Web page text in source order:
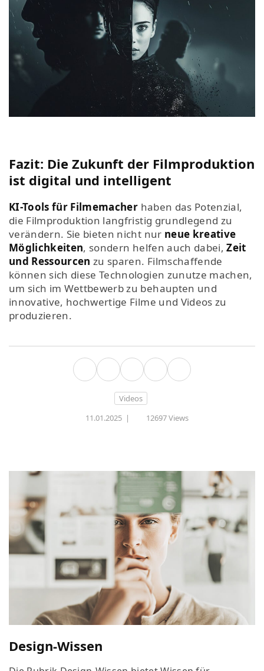
Fazit: Die Zukunft der Filmproduktion
ist digital und intelligent
KI-Tools für Filmemacher haben das Potenzial,
die Filmproduktion langfristig grundlegend zu
verändern. Sie bieten nicht nur neue kreative
Möglichkeiten, sondern helfen auch dabei,Zeit
und Ressourcen zu sparen. Filmschaffende
können sich diese Technologien zunutze machen,
um sich im Wettbewerb zu behaupten und
innovative, hochwertige Filme und Videos zu
produzieren.
Videos
11.01.2025 | 12697 Views
Design-Wissen